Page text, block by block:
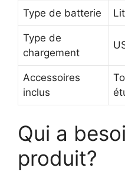
Type de batterie
Type de
chargement
Accessoires
inclus
Qui a
produit?